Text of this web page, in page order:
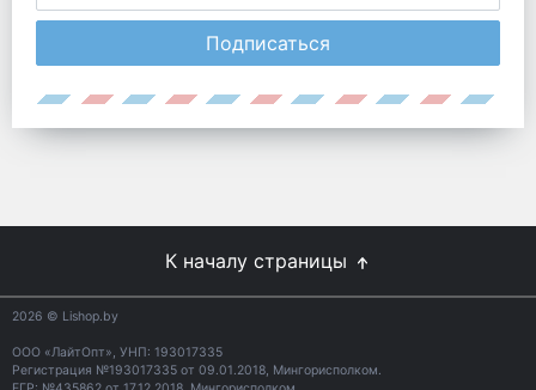
Подписаться
К началу страницы
2026 © Lishop.by
ООО «ЛайтОпт», УНП: 193017335
Регистрация №193017335 от 09.01.2018, Мингорисполком.